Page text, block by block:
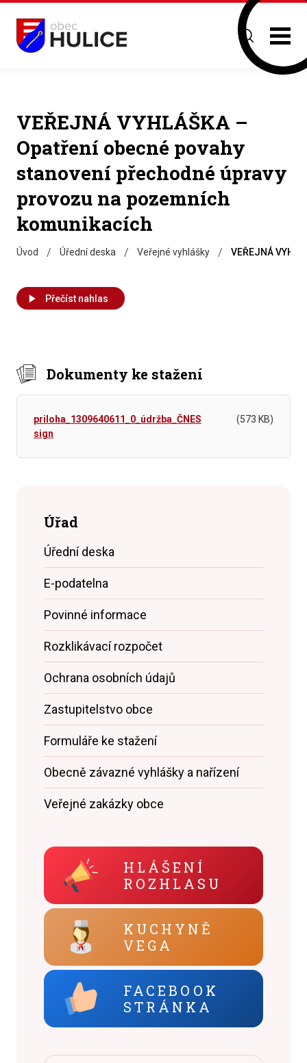
VEŘEJNÁ VYHLÁŠKA –
Opatření obecné povahy
stanovení přechodné úpravy
provozu na pozemních
komunikacích
Úvod / Úřední deska / Veřejné vyhlášky / VEŘEJNÁ
Přečíst nahlas
Dokumenty ke stažení
priloha_1309640611_0_údržba_ČNES
sign
(573 KB)
Úřad
Úřední deska
E-podatelna
Povinné informace
Rozklikávací rozpočet
Ochrana osobních údajů
Zastupitelstvo obce
Formuláře ke stažení
Obecně závazné vyhlášky a nařízení
Veřejné zakázky obce
HLÁŠENÍ
ROZHLASU
KUCHYNĚ
VEGA
FACEBOOK
STRÁNKA